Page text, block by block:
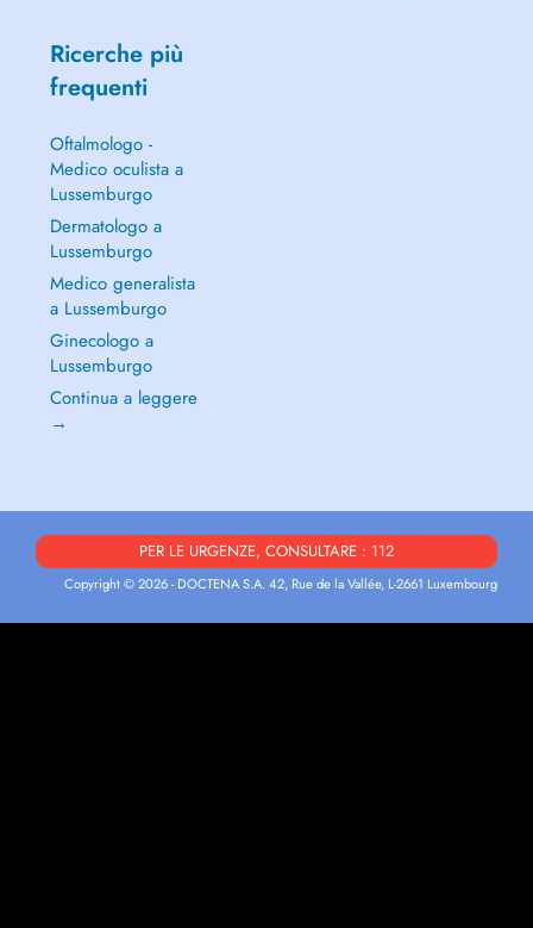
Ricerche più
frequenti
Oftalmologo -
Medico oculista a
Lussemburgo
Dermatologo a
Lussemburgo
Medico generalista
a Lussemburgo
Ginecologo a
Lussemburgo
Continua a leggere
→
PER LE URGENZE, CONSULTARE : 112
Copyright © 2026 - DOCTENA S.A. 42, Rue de la Vallée, L-2661 Luxembourg